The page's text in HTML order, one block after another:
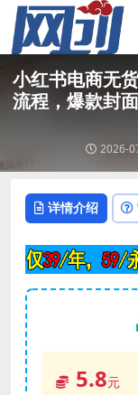
小红书电商无
流程，爆款封
2026-
详情介绍
5.8元